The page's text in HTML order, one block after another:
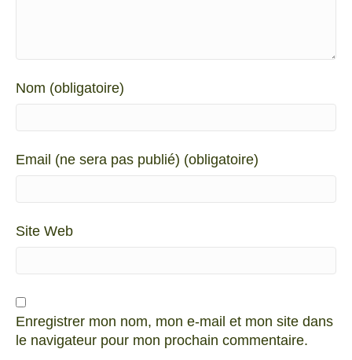
Nom (obligatoire)
Email (ne sera pas publié) (obligatoire)
Site Web
Enregistrer mon nom, mon e-mail et mon site dans
le navigateur pour mon prochain commentaire.